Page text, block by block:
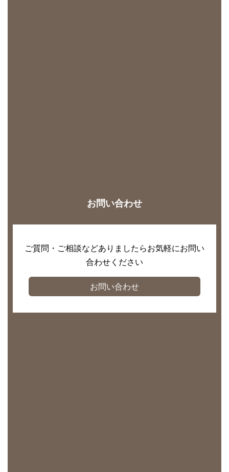
お問い合わせ
ご質問・ご相談などありましたらお気軽にお問い
合わせください
お問い合わせ